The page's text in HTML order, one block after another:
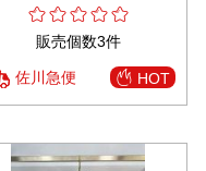
販売個数3件
佐川急便 HOT